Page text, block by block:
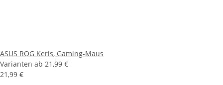
ASUS ROG Keris, Gaming-Maus
Varianten ab 21,99 €
21,99 €